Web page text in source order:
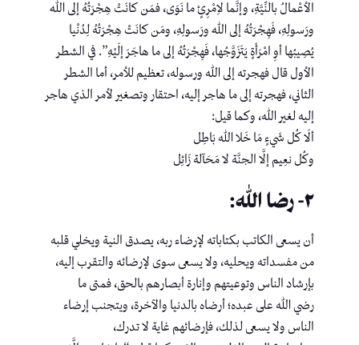
الأعْمالُ بالنِّيَّةِ، وإنَّما لاِمْرِئٍ ما نَوَى، فمَن كانَتْ هِجْرَتُهُ إلى اللهِ
ورَسولِهِ، فَهِجْرَتُهُ إلى اللهِ ورَسولِهِ، ومَن كانَتْ هِجْرَتُهُ لِدُنْيا
يُصِيبُها أوِ امْرَأَةٍ يَتَزَوَّجُها، فَهِجْرَتُهُ إلى ما هاجَرَ إلَيْهِ”. في الشطر
الأول قال فهجرته إلى الله ورسوله، تعظيم للأمر، أما الشطر
الثاني، فهجرته إلى ما هاجر إليه، احتقار وتصغير لأمر الذي هاجر
إليه لغير الله، وكما قيل:
ألَا كُل شَيءٍ مَا خَلا الله بَاطِل
وكُل نعِيم إلَّا الجنَّة لا مَحَآلة زَائِل
٢- رضا الله:
أن يسعى الكاتب بكتاباته لإرضاء ربه، يصدق النية ويخلي قلبه
من مفسداته ويحليه، ولا يسعى سوى لإرضائه والتقرب إليه،
بإرشاد الناس وتوعيتهم وإنارة أبصارهم بالحق، فمتى ما
رضي الله على عبده؛ أرضاه بالدنيا والآخرة، ويتجنب إرضاء
الناس ولا يسعى لذلك، فإرضائهم غاية لا تدرك،